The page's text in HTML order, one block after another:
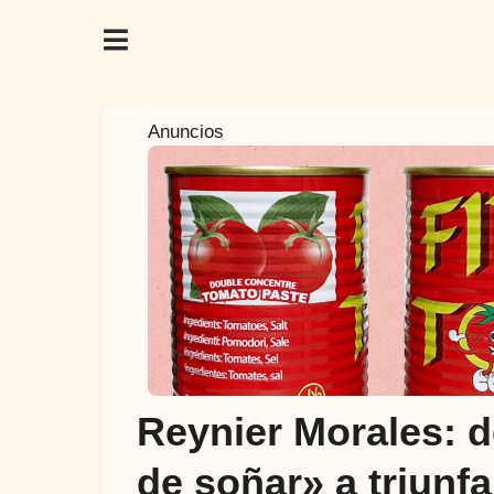
a
ñ
o
Anuncios
Reynier Morales:
de soñar» a